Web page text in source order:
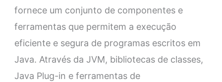
fornece um conjunto de componentes e
ferramentas que permitem a execução
eficiente e segura de programas escritos em
Java. Através da JVM, bibliotecas de classes,
Java Plug-in e ferramentas de